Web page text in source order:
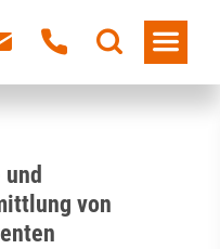
und
von